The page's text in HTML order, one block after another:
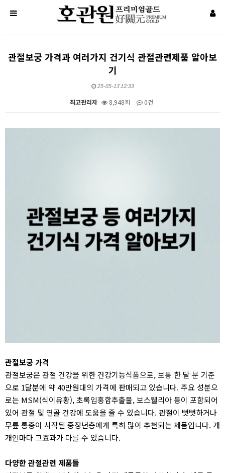
관절보궁 가격과 여러가지 건기식 관절관련제품 알아보
기
25-05-13 12:33
최고관리자 8,948회 0건
본문
관절보궁 가격
관절보궁은 관절 건강을 위한 건강기능식품으로, 보통 한 달 분 기준
으로 1달분에 약 40만원대의 가격에 판매되고 있습니다. 주요 성분으
로는 MSM(식이유황), 초록입홍합추출물, 보스웰리아 등이 포함되어
있어 관절 및 연골 건강에 도움을 줄 수 있습니다. 관절이 뻣뻣하거나
무릎 통증이 시작된 중장년층에게 특히 많이 추천되는 제품입니다. 개
개인마다 그효과가 다를 수 있습니다.
다양한 관절관련 제품들